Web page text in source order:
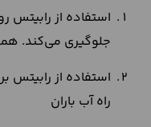
استفاده از
جلوگیری می‌کند.
استفاده از رابیتس
راه آب باران